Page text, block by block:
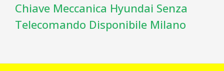
Chiave Meccanica Hyundai Senza
Telecomando Disponibile Milano